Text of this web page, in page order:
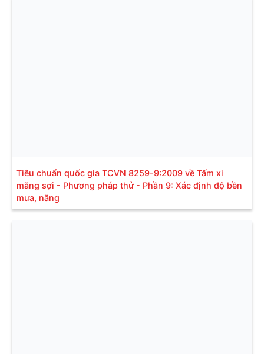
Tiêu chuẩn quốc gia TCVN 8259-9:2009 về Tấm xi
măng sợi - Phương pháp thử - Phần 9: Xác định độ bền
mưa, nắng